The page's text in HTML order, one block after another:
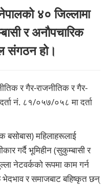
४० जिल्लामा
र अनौपचारिक
संगठन हो।
र गैर-राजनीतिक र गैर-
नं. ८१/०५७/०५८ मा दर्ता
बसोबास) महिलाहरूलाई
गर्दै भूमिहीन (सुकुम्बासी र
नेटवर्कको रूपमा काम गर्न
भेदभाव र समाजबाट बहिष्कृत छन्